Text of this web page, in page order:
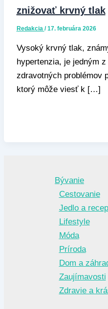
znižovať krvný tlak
Redakcia /17. februára 2026
Vysoký krvný tlak,
hypertenzia, je jedným
zdravotných problémov
ktorý môže viesť k […]
Bývanie
Cestovanie
Jedlo a
Lifestyle
Móda
Príroda
Dom a
Zaujímavosti
Zdravie a